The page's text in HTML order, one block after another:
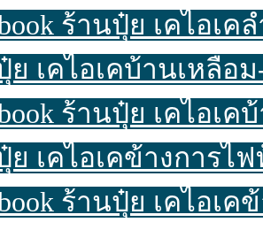
ร้านปุ๋ย เคไอ
ย เคไอเคบ้านเหลื่อ
ร้านปุ๋ย เคไอ
ย เคไอเคข้างการ
ร้านปุ๋ย เคไอ